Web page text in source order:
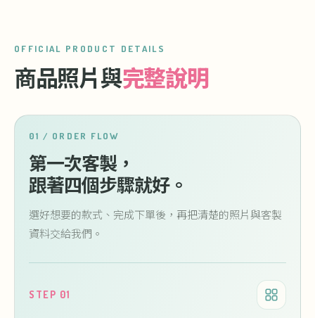
OFFICIAL PRODUCT DETAILS
商品照片與完整說明
01 / ORDER FLOW
第一次客製，
跟著四個步驟就好。
選好想要的款式、完成下單後，再把清楚的照片與客製
資料交給我們。
STEP 01